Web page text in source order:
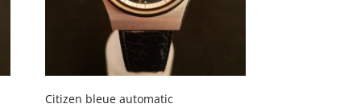
Citizen bleue automatic